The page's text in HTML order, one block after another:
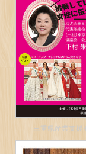
三重県産業支援